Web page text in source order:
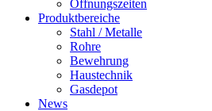
Öffnungszeiten
Produktbereiche
Stahl / Metalle
Rohre
Bewehrung
Haustechnik
Gasdepot
News